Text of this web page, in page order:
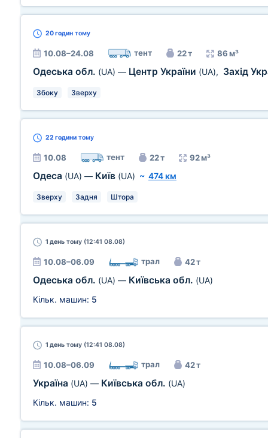
20 годин тому
10.08–24.08 тент 22 т 86 м³
Одеська обл. (UA) — Центр України (UA), Захід
Збоку Зверху
22 години тому
10.08 тент 22 т 92 м³
Одеса (UA) — Київ (UA) ~ 474 км
Зверху Задня Штора
1 день тому (12:41 08.08)
10.08–06.09 трал 42 т
Одеська обл. (UA) — Київська обл. (UA)
Кільк. машин: 5
1 день тому (12:41 08.08)
10.08–06.09 трал 42 т
Україна (UA) — Київська обл. (UA)
Кільк. машин: 5